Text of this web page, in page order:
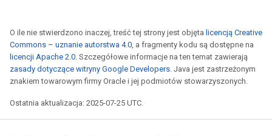
O ile nie stwierdzono inaczej, treść tej strony jest objęta licencją Creative
Commons – uznanie autorstwa 4.0, a fragmenty kodu są dostępne na
licencji Apache 2.0. Szczegółowe informacje na ten temat zawierają
zasady dotyczące witryny Google Developers. Java jest zastrzeżonym
znakiem towarowym firmy Oracle i jej podmiotów stowarzyszonych.
Ostatnia aktualizacja: 2025-07-25 UTC.